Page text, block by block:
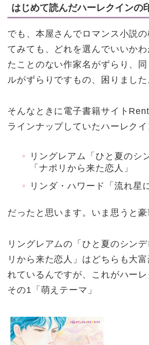
はじめて読んだハーレクインの
でも、本屋さんでロマンス小説
てみても、どれを選んでいいか
たことのない作家名がずらり、
ルがずらりですもの、困りました
そんなときに電子書籍サイト
ラインナップしていたハーレクイ
リングレアム「ひと夏のシ
「ナポリから来た恋人」
リンダ・ハワード「流れ星
だったと思います。いま思うと豪
リングレアムの「ひと夏のシン
リから来た恋人」はどちらも大
れているんですが、これがハー
その1「萌えテーマ」